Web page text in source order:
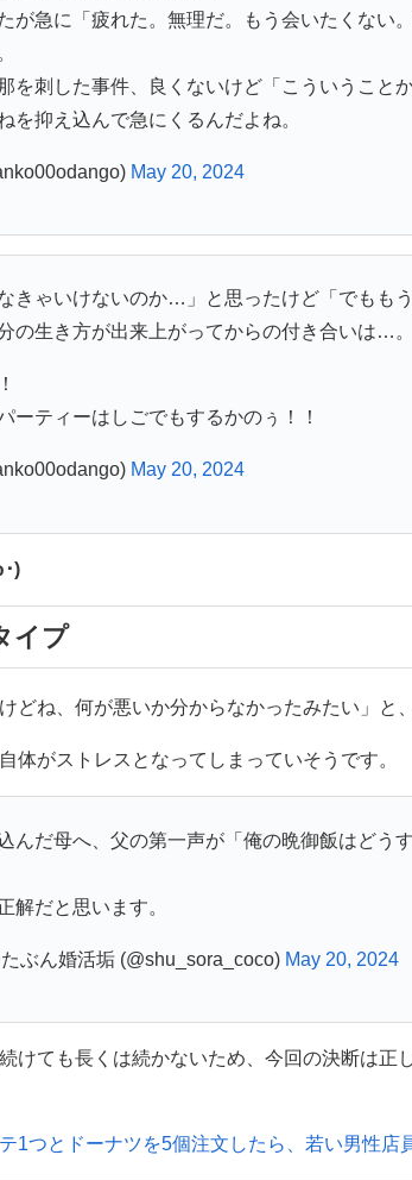
が急に「疲れた。無理だ。もう会いたくない
を刺した事件、良くないけど「こういうこと
を抑え込んで急にくるんだよね。
May 20, 2024
きゃいけないのか…」と思ったけど「でもも
の生き方が出来上がってからの付き合いは…。
ーティーはしごでもするかのぅ！！
May 20, 2024
･)
イプ
どね、何が悪いか分からなかったみたい」と
体がストレスとなってしまっていそうです。
んだ母へ、父の第一声が「俺の晩御飯はどう
解だと思います。
ぶん婚活垢 (@shu_sora_coco) May 20, 2024
けても長くは続かないため、今回の決断は正
1つとドーナツを5個注文したら、若い男性店